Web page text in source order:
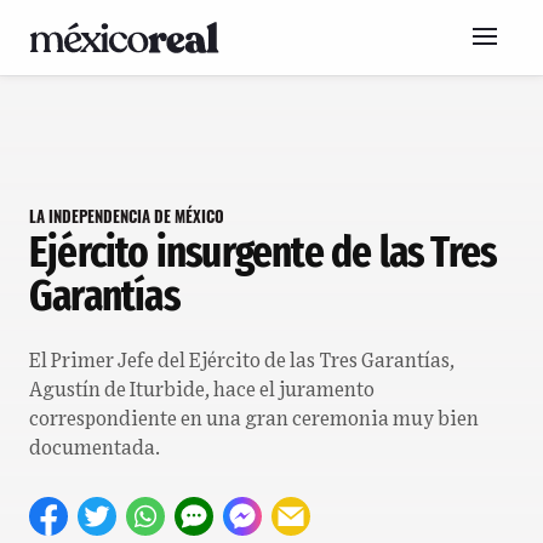
LA INDEPENDENCIA DE MÉXICO
Ejército insurgente de las Tres
Garantías
El Primer Jefe del Ejército de las Tres Garantías,
Agustín de Iturbide, hace el juramento
correspondiente en una gran ceremonia muy bien
documentada.